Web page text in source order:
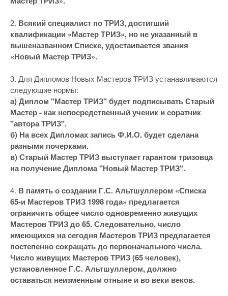
2. Всякий специалист по ТРИЗ, достигший
квалификации «Мастер ТРИЗ», но не указанный в
вышеназванном Списке, удостаивается звания
«Новый Мастер ТРИЗ».
3. Для Дипломов Новых Мастеров ТРИЗ устанавливаются
следующие нормы:
а) Диплом "Мастер ТРИЗ" будет подписывать Старый
Мастер - как непосредственный ученик и соратник
"автора ТРИЗ".
б) На всех Дипломах запись Ф.И.О. будет сделана
разными почерками.
в) Старый Мастер ТРИЗ выступает гарантом тризовца
на получение Диплома "Новый Мастер ТРИЗ".
4. В память о создании Г.С. Альтшуллером «Списка
65-и Мастеров ТРИЗ 1998 года» предлагается
ограничить общее число одновременно живущих
Мастеров ТРИЗ до 65. Следовательно, число
имеющихся на сегодня Мастеров ТРИЗ предлагается
постепенно сокращать до первоначального числа.
Число живущих Мастеров ТРИЗ (65 человек),
установленное Г.С. Альтшуллером, должно
оставаться неизменным отныне и во веки веков.